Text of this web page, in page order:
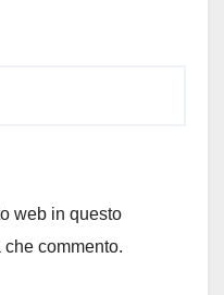
web in questo
commento.